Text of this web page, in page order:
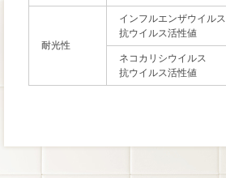
耐光性
インフルエンザウイルス
抗ウイルス活性値
ネコカリシウイルス
抗ウイルス活性値